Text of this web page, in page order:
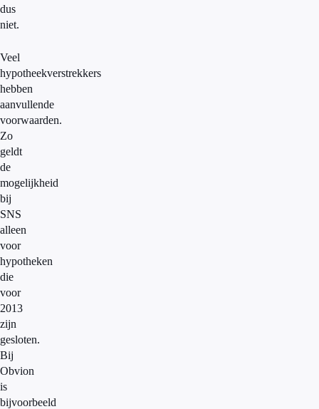
dus
niet.
Veel
hypotheekverstrekkers
hebben
aanvullende
voorwaarden.
Zo
geldt
de
mogelijkheid
bij
SNS
alleen
voor
hypotheken
die
voor
2013
zijn
gesloten.
Bij
Obvion
is
bijvoorbeeld